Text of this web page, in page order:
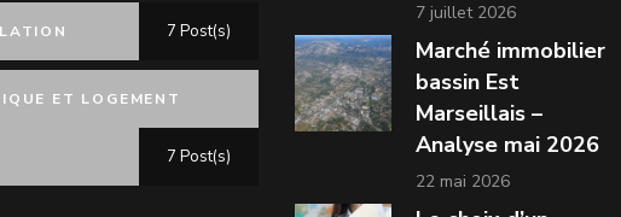
7 Post(s)
ET LOGEMENT
7 Post(s)
7 juillet 2026
Marché immobilier
bassin Est
Marseillais –
Analyse mai 2026
22 mai 2026